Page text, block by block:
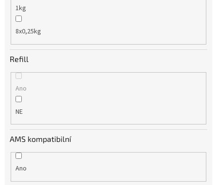
1kg
8x0,25kg
Refill
Ano
NE
AMS kompatibilní
Ano